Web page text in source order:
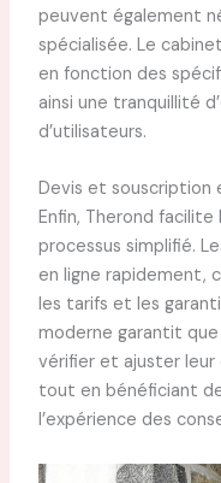
peuvent également
spécialisée. Le
en fonction des
ainsi une tranquillité
d’utilisateurs.
Devis et souscription
Enfin, Therond facilite
processus simplifié.
en ligne rapidement,
les tarifs et les
moderne garantit
vérifier et ajuster
tout en bénéficiant
l’expérience des